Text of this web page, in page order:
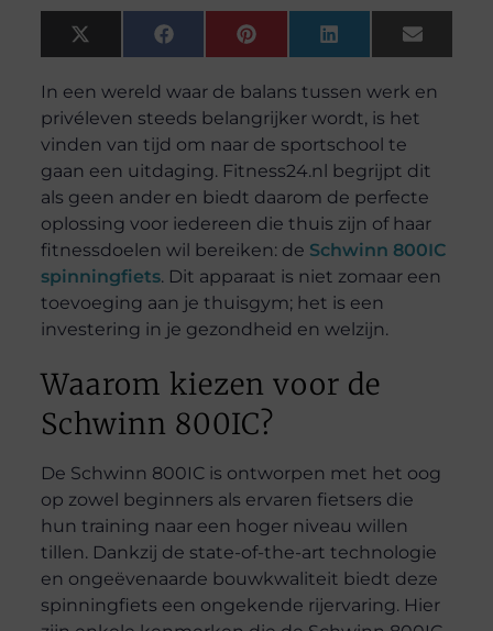
X
(Twitter)
FacebookPinterestLinkedInEmail
In een wereld waar de balans tussen werk en
privéleven steeds belangrijker wordt, is het
vinden van tijd om naar de sportschool te
gaan een uitdaging. Fitness24.nl begrijpt dit
als geen ander en biedt daarom de perfecte
oplossing voor iedereen die thuis zijn of haar
fitnessdoelen wil bereiken: de Schwinn 800IC
spinningfiets. Dit apparaat is niet zomaar een
toevoeging aan je thuisgym; het is een
investering in je gezondheid en welzijn.
Waarom kiezen voor de
Schwinn 800IC?
De Schwinn 800IC is ontworpen met het oog
op zowel beginners als ervaren fietsers die
hun training naar een hoger niveau willen
tillen. Dankzij de state-of-the-art technologie
en ongeëvenaarde bouwkwaliteit biedt deze
spinningfiets een ongekende rijervaring. Hier